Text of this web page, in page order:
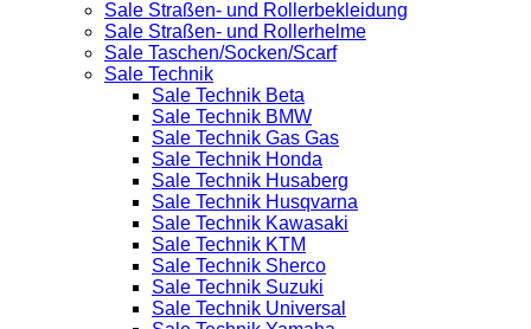
Sale Straßen- und Rollerbekleidung
Sale Straßen- und Rollerhelme
Sale Taschen/Socken/Scarf
Sale Technik
Sale Technik Beta
Sale Technik BMW
Sale Technik Gas Gas
Sale Technik Honda
Sale Technik Husaberg
Sale Technik Husqvarna
Sale Technik Kawasaki
Sale Technik KTM
Sale Technik Sherco
Sale Technik Suzuki
Sale Technik Universal